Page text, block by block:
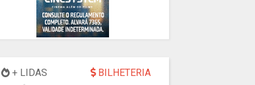
+ LIDAS BILHETERIA